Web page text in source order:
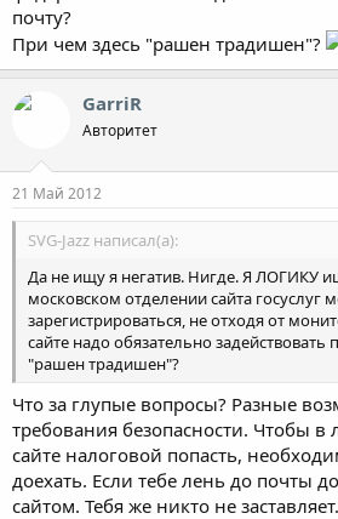
почту?
При чем здесь "рашен традишен"?
GarriR
Авторитет
21 Май 2012
SVG-Jazz написал(а):
Да не ищу я негатив. Нигде. Я ЛОГИКУ
московском отделении сайта госуслуг
зарегистрироваться, не отходя от
сайте надо обязательно задействовать
"рашен традишен"?
Что за глупые вопросы? Разные
требования безопасности. Чтобы
сайте налоговой попасть,
доехать. Если тебе лень до почты
сайтом. Тебя же никто не заставляет.